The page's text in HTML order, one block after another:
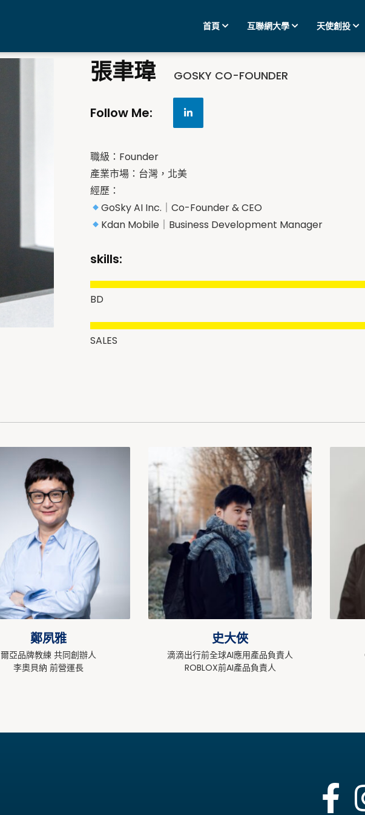
首頁 互聯網大學 天使創投
張聿瑋 GOSKY CO-FOUNDER
Follow Me:
職級：Founder
產業市場：台灣，北美
經歷：
GoSky AI Inc.｜Co-Founder & CEO
Kdan Mobile｜Business Development Manager
skills:
BD
SALES
鄭夙雅
爾亞品牌教練 共同創辦人
李奧貝納 前營運長
史大俠
滴滴出行前全球AI應用產品負責人
ROBLOX前AI產品負責人